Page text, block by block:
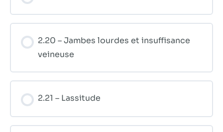
2.20 – Jambes lourdes et insuffisance
veineuse
2.21 – Lassitude